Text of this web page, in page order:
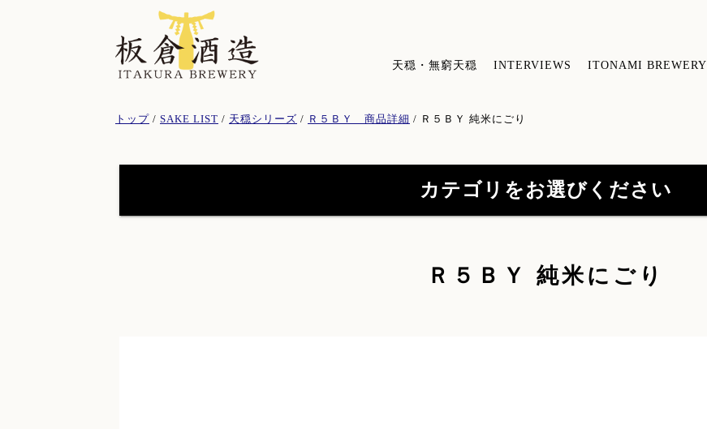
天穏・無窮天穏 INTERVIEWS ITONAMI BREWERY
現トップ / SAKE LIST / 天穏シリーズ / Ｒ５ＢＹ 商品詳細 / Ｒ５ＢＹ 純米にごり
カテゴリをお選びください
(41)Ｒ５ＢＹ 純米にごり